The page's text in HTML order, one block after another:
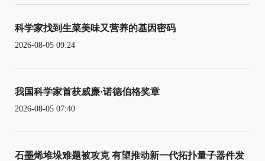
科学家找到生菜美味又营养的基因密码
2026-08-05 09:24
我国科学家首获威廉·诺德伯格奖章
2026-08-05 07:40
石墨烯堆垛难题被攻克 有望推动新一代拓扑量子器件发